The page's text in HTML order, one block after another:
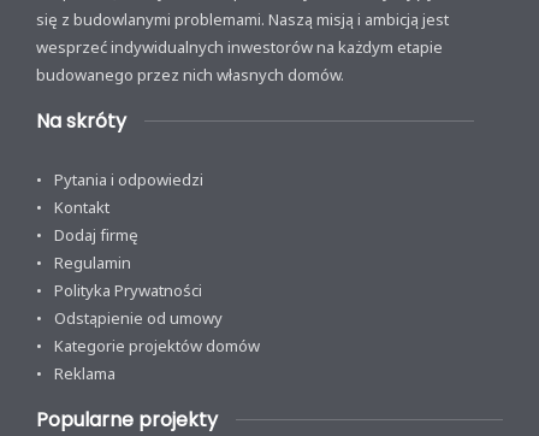
się z budowlanymi problemami. Naszą misją i ambicją jest
wesprzeć indywidualnych inwestorów na każdym etapie
budowanego przez nich własnych domów.
Na skróty
Pytania i odpowiedzi
Kontakt
Dodaj firmę
Regulamin
Polityka Prywatności
Odstąpienie od umowy
Kategorie projektów domów
Reklama
Popularne projekty